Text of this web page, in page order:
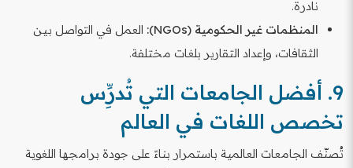
نادرة.
المنظمات غير الحكومية (NGOs):
العمل في التواصل بين
الثقافات، وإعداد التقارير بلغات مختلفة.
9. أفضل الجامعات التي تُدرِِّس
تخصص اللغات في العالم
تُصنّف الجامعات العالمية باستمرار بناءً على جودة برامجها اللغوية